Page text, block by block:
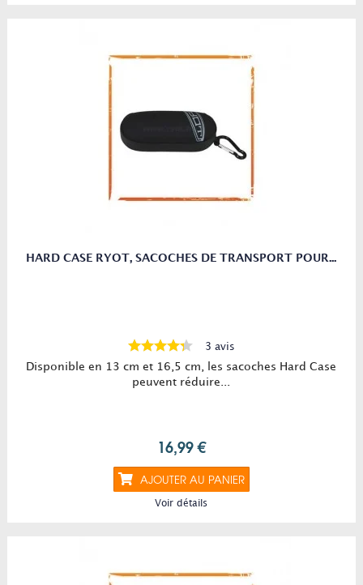
HARD CASE RYOT, SACOCHES DE TRANSPORT POUR...
3 avis
Disponible en 13 cm et 16,5 cm, les sacoches Hard Case
peuvent réduire...
16,99 €
AJOUTER AU PANIER
Voir détails